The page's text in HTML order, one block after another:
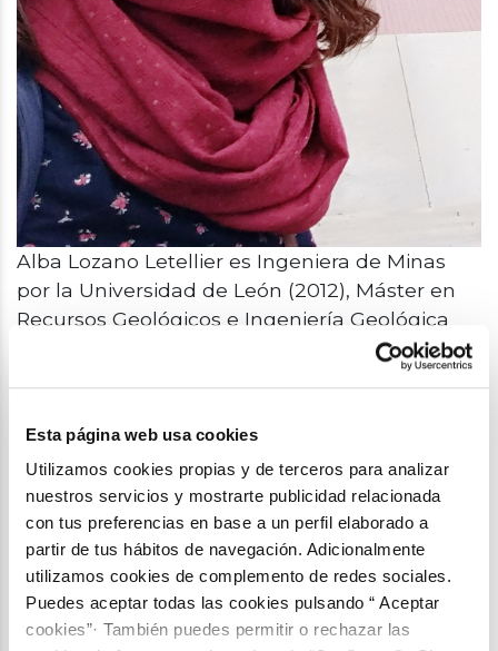
Esta página web usa cookies
Utilizamos cookies propias y de terceros para analizar
nuestros servicios y mostrarte publicidad relacionada
con tus preferencias en base a un perfil elaborado a
partir de tus hábitos de navegación. Adicionalmente
utilizamos cookies de complemento de redes sociales.
Puedes aceptar todas las cookies pulsando “ Aceptar
cookies”· También puedes permitir o rechazar las
Alba Lozano Letellier es Ingeniera de Minas
por la Universidad de León (2012), Máster en
Recursos Geológicos e Ingeniería Geológica
por la Universidad de Oviedo (2014) y Doctora
en Ciencias de la Tierra por la Universidad de
de Ciencia e Innovación y de Universidades
para la formación de doctores durante 2015-
2019, y para la realización de dos estancias
breves en el instituto ISTerre en la Universidad
de Grenoble-Alpes (Francia) durante 2016-
2017. Su motivación investigadora se basa en
el estudio de remediación ambiental de
suelos y aguas en conjunción con la